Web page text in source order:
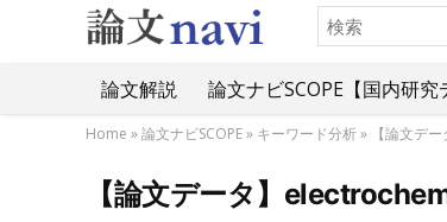
論文解説 論文ナビSCOPE【国内研究
Home »論文ナビSCOPE» キーワード分析» 【論文デ
【論文データ】